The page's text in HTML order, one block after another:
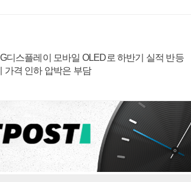
디스플레이 모바일 OLED로 하반기 실적 반등
가격 인하 압박은 부담